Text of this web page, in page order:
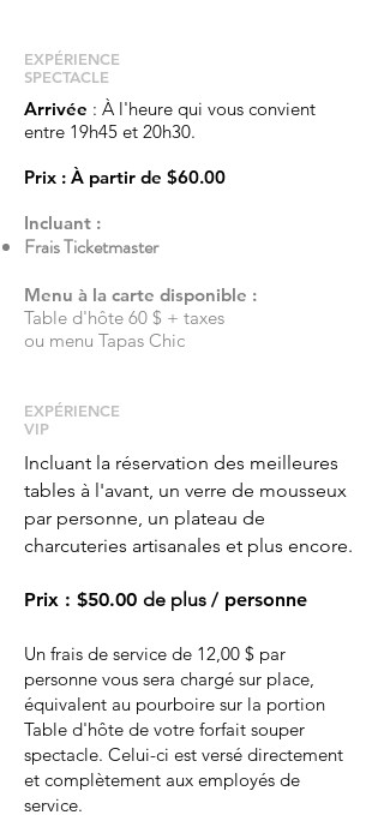
EXPÉRIENCE​
SPECTACLE
Arrivée : À l'heure qui vous convient
entre 19h45 et 20h30.
Prix : À partir de $60.00
Incluant :
Frais Ticketmaster
Menu à la carte disponible :
Table d'hôte 60 $ + taxes
ou menu Tapas Chic
EXPÉRIENCE
VIP
Incluant la réservation des meilleures
tables à l'avant, un verre de mousseux
par personne, un plateau de
charcuteries artisanales et plus encore.
Prix : $50.00 de plus / personne
Un frais de service de 12,00 $ par
personne vous sera chargé sur place,
équivalent au pourboire sur la portion
Table d'hôte de votre forfait souper
spectacle. Celui-ci est versé directement
et complètement aux employés de
service.